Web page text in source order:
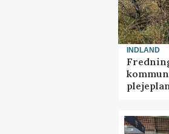
INDLAND
plejeplan